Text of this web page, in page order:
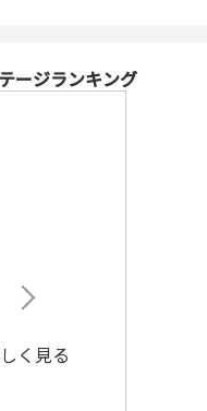
ージランキング
く見る